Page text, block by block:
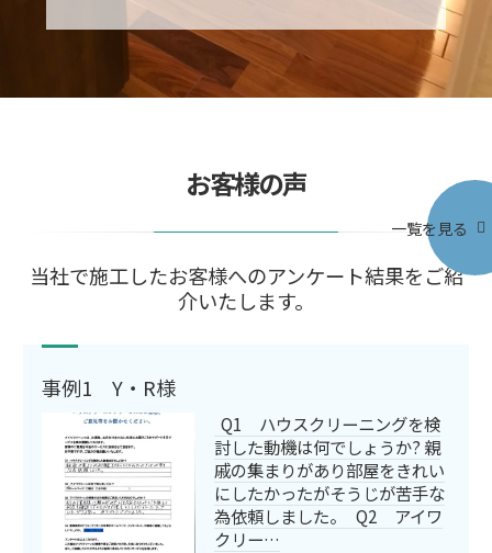
お客様の声
当社で施工したお客様へのアンケート結果をご紹
介いたします。
一覧を見る
事例1 Y・R様
Q1 ハウスクリーニングを検
討した動機は何でしょうか? 親
戚の集まりがあり部屋をきれい
にしたかったがそうじが苦手な
為依頼しました。 Q2 アイワ
クリー…